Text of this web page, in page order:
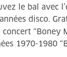
le bal avec
disco.
concert “Boney
1970-1980